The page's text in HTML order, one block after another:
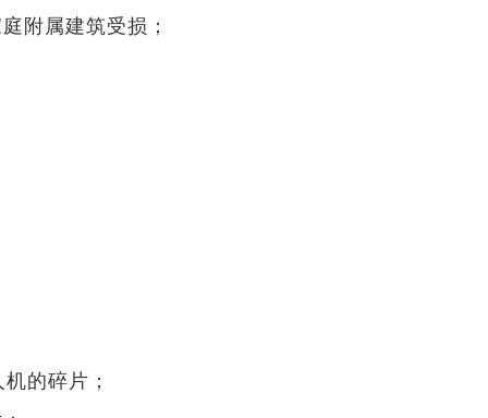
附属建筑受损；
的碎片；